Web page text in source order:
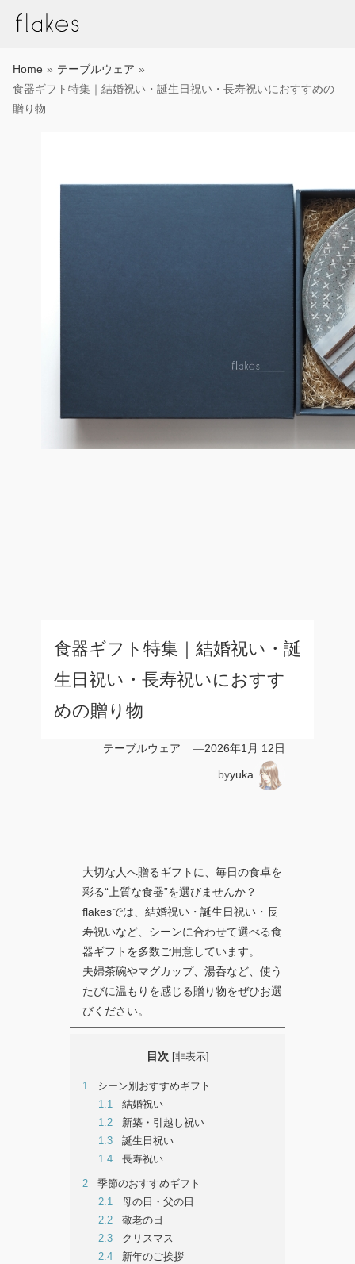
Home » テーブルウェア »
食器ギフト特集｜結婚祝い・誕生日祝い・長寿祝いにおすすめの
贈り物
食器ギフト特集｜結婚祝い・誕
生日祝い・長寿祝いにおすす
めの贈り物
テーブルウェア —2026年1月 12日
byyuka
大切な人へ贈るギフトに、毎日の食卓を
彩る“上質な食器”を選びませんか？
flakesでは、結婚祝い・誕生日祝い・長
寿祝いなど、シーンに合わせて選べる食
器ギフトを多数ご用意しています。
夫婦茶碗やマグカップ、湯呑など、使う
たびに温もりを感じる贈り物をぜひお選
びください。
目次 非表示]
1
シーン別おすすめギフト
1.1
結婚祝い
1.2
新築・引越し祝い
1.3
誕生日祝い
1.4
長寿祝い
2
季節のおすすめギフト
2.1
母の日・父の日
2.2
敬老の日
2.3
クリスマス
2.4
新年のご挨拶